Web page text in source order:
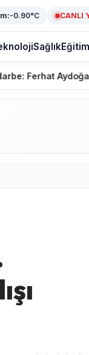
-0.90°C CANLI
SağlıkEğitim
ve 5